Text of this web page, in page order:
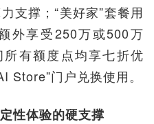
支撑；“美好家”套餐用
外享受250万或500万
有额度点均享七折优
Store”门户兑换使用。
性体验的硬支撑